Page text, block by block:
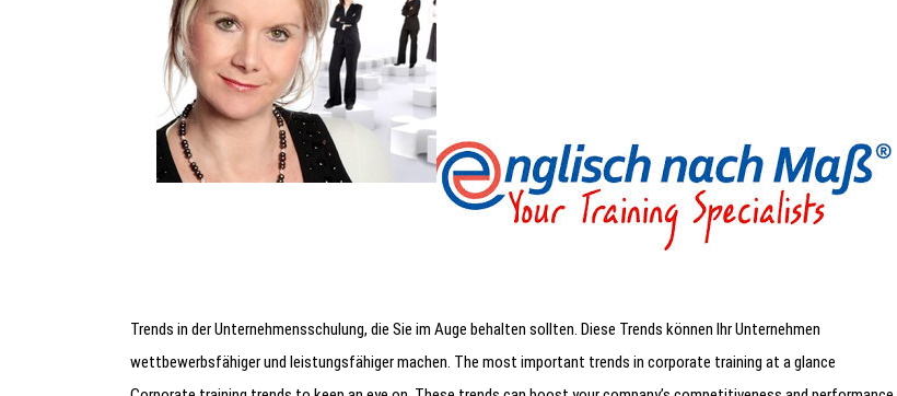
Trends in der Unternehmensschulung, die Sie im Auge behalten sollten. Diese Trends können Ihr Unternehmen
wettbewerbsfähiger und leistungsfähiger machen. The most important trends in corporate training at a glance